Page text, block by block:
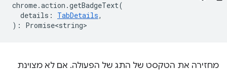
chrome.action .getBadgeText(
details : TabDetails,
) : Promise<string>
מחזירה את הטקסט של התג של הפעולה. אם לא מצוינת